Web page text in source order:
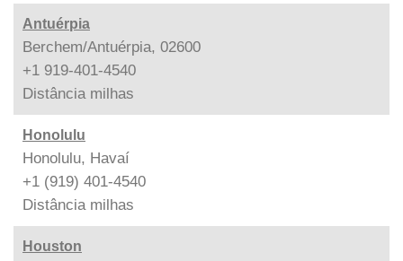
Antuérpia
Berchem/Antuérpia, 02600
+1 919-401-4540
Distância milhas
Honolulu
Honolulu, Havaí
+1 (919) 401-4540
Distância milhas
Houston